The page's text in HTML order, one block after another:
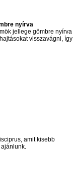
nyírva
jellege gömbre nyírva
visszavágni, így
amit kisebb